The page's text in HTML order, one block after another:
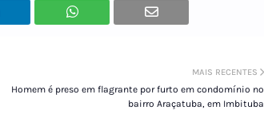
MAIS RECENTES
Homem é preso em flagrante por furto em condomínio no
bairro Araçatuba, em Imbituba